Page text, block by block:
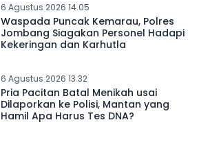
6 Agustus 2026 14.05
Waspada Puncak Kemarau, Polres
Jombang Siagakan Personel Hadapi
Kekeringan dan Karhutla
6 Agustus 2026 13.32
Pria Pacitan Batal Menikah usai
Dilaporkan ke Polisi, Mantan yang
Hamil Apa Harus Tes DNA?